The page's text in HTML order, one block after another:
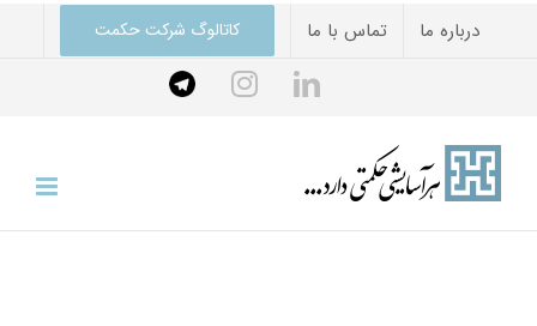
درباره ما تماس با ما
کاتالوگ شرکت حکمت
linkedin
instagram
Telegram